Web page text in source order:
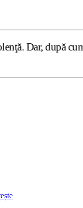
cum confirmă